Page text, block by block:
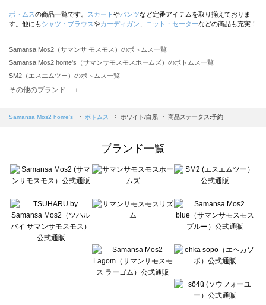
ボトムスの商品一覧です。 スカート やパンツなど定番アイテムを取り揃えておりま
す。他にもシャツ・ブラウスやカーディガン ニット・セーターなどの商品も充実！
Samansa Mos2（サマンサ モスモス）のボトムス一覧
Samansa Mos2 home's（サマンサモスモスホームズ）のボトムス一覧
SM2（エスエムツー）のボトムス一覧
TSUHARU by Samansa Mos2（ツハルバイサマンサモスモス）のボトムス一覧
Samansa Mos2 blue（サマンサモスモス ブルー）のボトムス一覧
sō4ū（ソウフォーユー）のボトムス一覧
Te chichi（テチチ）のボトムス一覧
Te chichi CLASSIC（テチチ クラシック）のボトムス一覧
Lugnoncure（ルノンキュール）のボトムス一覧
BETTY'S BLUE（べティーズブルー）のボトムス一覧
Wpc.（ワールドパーティー）のボトムス一覧
その他のブランド ＋
Samansa Mos2 home's ボトムス ホワイト/白系 商品ステータス:予約
ブランド一覧